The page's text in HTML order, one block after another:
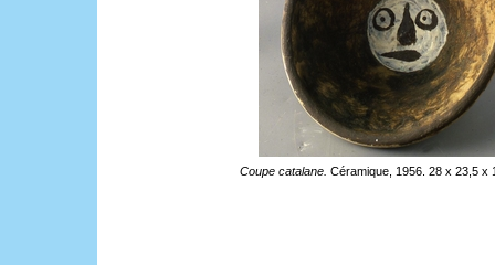
Coupe catalane. Céramique, 1956. 28 x 23,5 x